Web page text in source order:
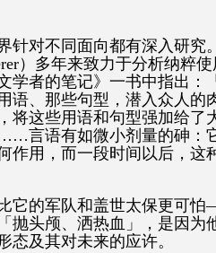
针对不同面向都有深入研究
）多年来致力于分析纳粹
学者的笔记》一书中指出：
语、那些句型，潜入众人的
将这些用语和句型强加给了
言语有如微小剂量的砷：
作用，而一段时间以后，这
它的军队和盖世太保更可
抛头颅、洒热血」，是因为
态及其对未来的应许。